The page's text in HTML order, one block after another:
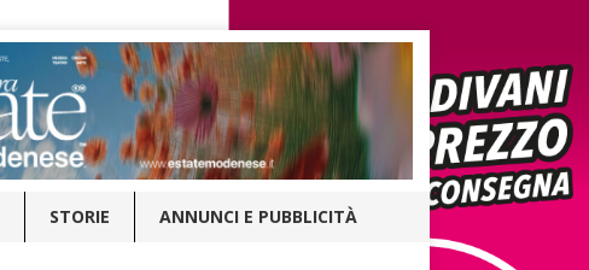
STORIE ANNUNCI E PUBBLICITÀ